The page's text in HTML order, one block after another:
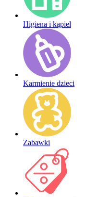
Higiena i kąpiel
Karmienie dzieci
Zabawki